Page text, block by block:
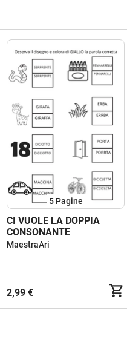
5 Pagine
CI VUOLE LA DOPPIA
CONSONANTE
MaestraAri
2,99 €